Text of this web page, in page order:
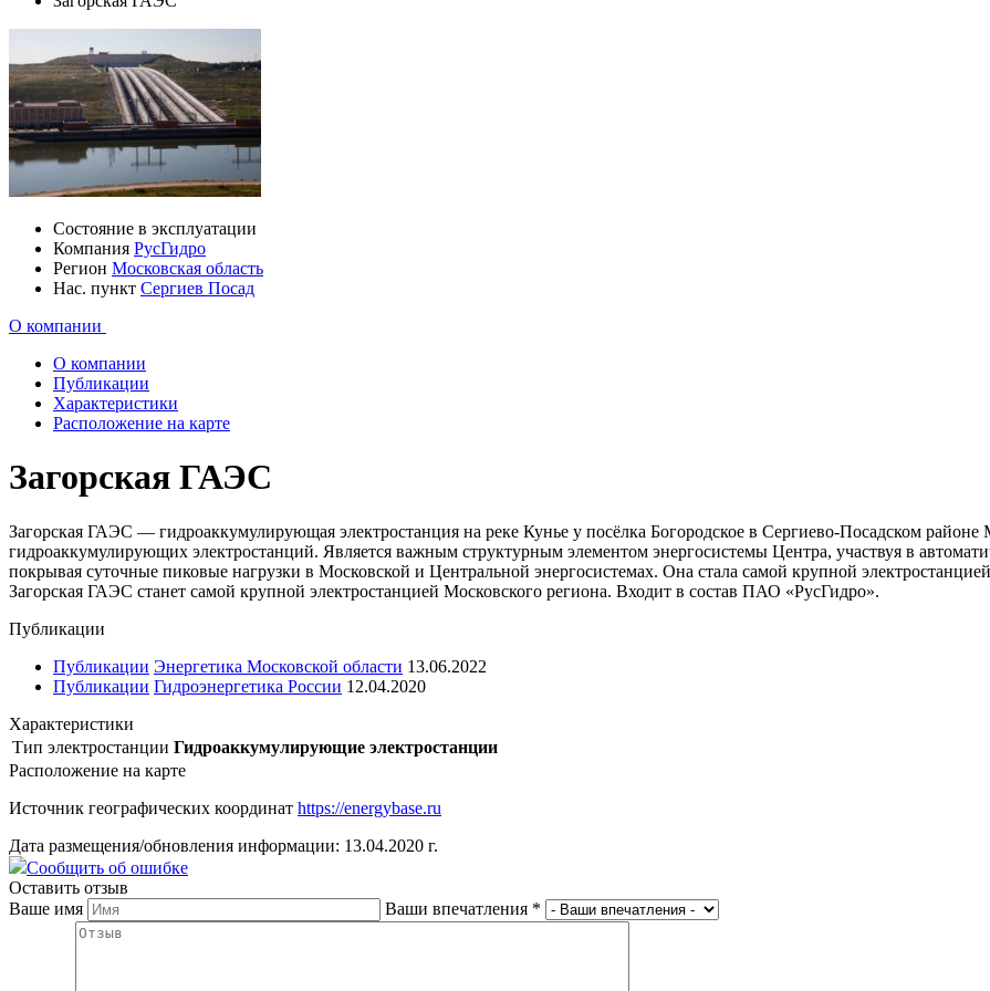
Состояние в эксплуатации
Компания РусГидро
Регион Московская область
Нас. пункт Сергиев Посад
О компании
О компании
Публикации
Характеристики
Расположение на карте
Загорская ГАЭС
Загорская ГАЭС — гидроаккумулирующая электростанция на реке Кунье у посёлка Богородское в Сергиево-Посадском
гидроаккумулирующих электростанций. Является важным структурным элементом энергосистемы Центра, участвуя в
покрывая суточные пиковые нагрузки в Московской и Центральной энергосистемах. Она стала самой крупной
Загорская ГАЭС станет самой крупной электростанцией Московского региона. Входит в состав ПАО «РусГидро».
Публикации
Публикации Энергетика Московской области 13.06.2022
Публикации Гидроэнергетика России 12.04.2020
Характеристики
Тип электростанции Гидроаккумулирующие электростанции
Расположение на карте
Источник географических координат https://energybase.ru
Дата размещения/обновления информации: 13.04.2020 г.
Сообщить об ошибке
Оставить отзыв
Ваше имя
Ваши впечатления *